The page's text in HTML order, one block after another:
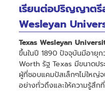
เรียนต่อปริญญาตรี
Wesleyan
Texas Wesleyan
ขึ้นในปี 1890 ปัจจุบันมีอายุ
Worth รัฐ Texas มีขนาดปร
ผู้ที่ชอบแคมปัสเล็กๆไม่ใหญ่
อย่างทั่วถึงและให้ความรู้สึก